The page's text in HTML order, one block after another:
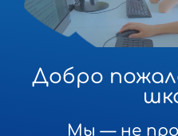
Добро
Мы — не